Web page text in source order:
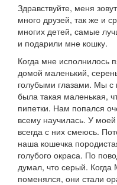
Здравствуйте, меня
много друзей, так же и
многих детей, самые
и подарили мне кошку.
Когда мне исполнилось
домой маленький,
голубыми глазами. Мы
была такая маленькая,
пипетки. Нам попался
всему научилась. У
всегда с них смеюсь.
наша кошечка
голубого окраса. По
думал, что серый. Когда
поменялся, они стали